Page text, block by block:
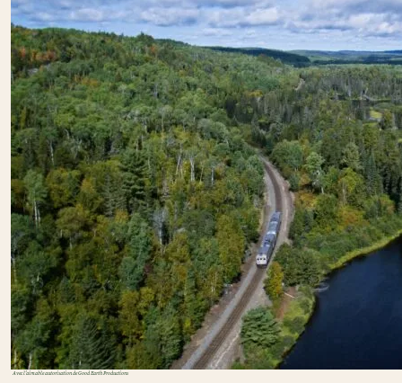
Avec l'aimable autorisation de Good Earth Productions